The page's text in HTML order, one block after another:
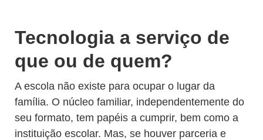
Tecnologia a serviço de
que ou de quem?
A escola não existe para ocupar o lugar da
família. O núcleo familiar, independentemente do
seu formato, tem papéis a cumprir, bem como a
instituição escolar. Mas, se houver parceria e